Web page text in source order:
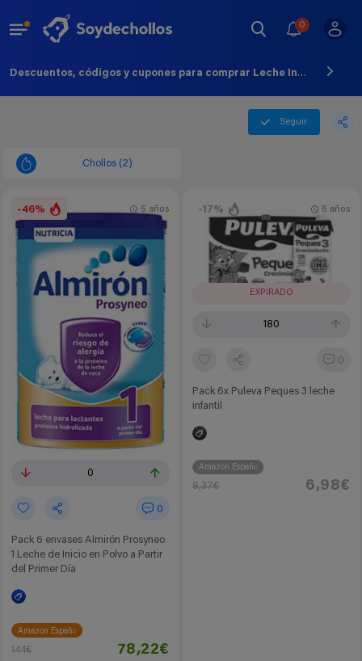
0
Descuentos, códigos y cupones para comprar Leche Infantil - Agosto - 2026
Seguir
Chollos (2)
-46%
0
0
Pack 6 envases Almirón Prosyneo
1 Leche de Inicio en Polvo a Partir
del Primer Día
5 años
Amazon España
144€ 78,22€
-17%
EXPIRADO
180
0
Pack 6x Puleva Peques 3 leche
infantil
6 años
Amazon España
8,37€ 6,98€